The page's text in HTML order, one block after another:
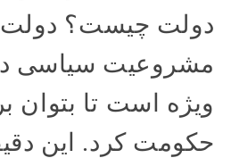
دولت چیست؟ دولت
مشروعیت سیاسی
ویژه است تا بتوان
حکومت کرد. این